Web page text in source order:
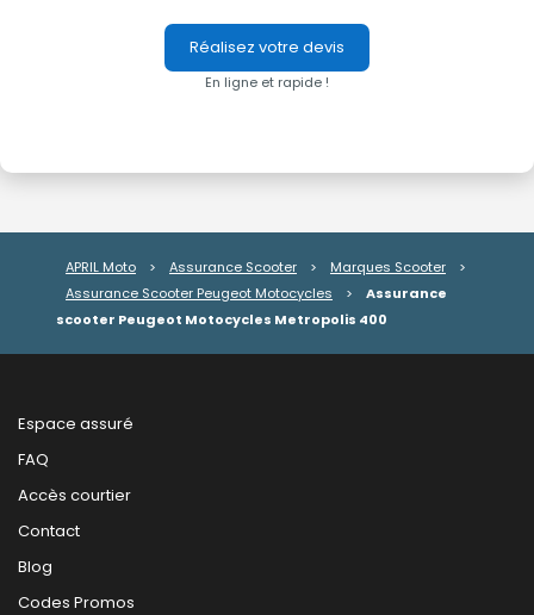
Réalisez votre devis
En ligne et rapide !
APRIL Moto > Assurance Scooter > Marques Scooter
>
Assurance Scooter Peugeot Motocycles
>
Assurance
scooter Peugeot Motocycles Metropolis 400
Espace assuré
FAQ
Accès courtier
Contact
Blog
Codes Promos